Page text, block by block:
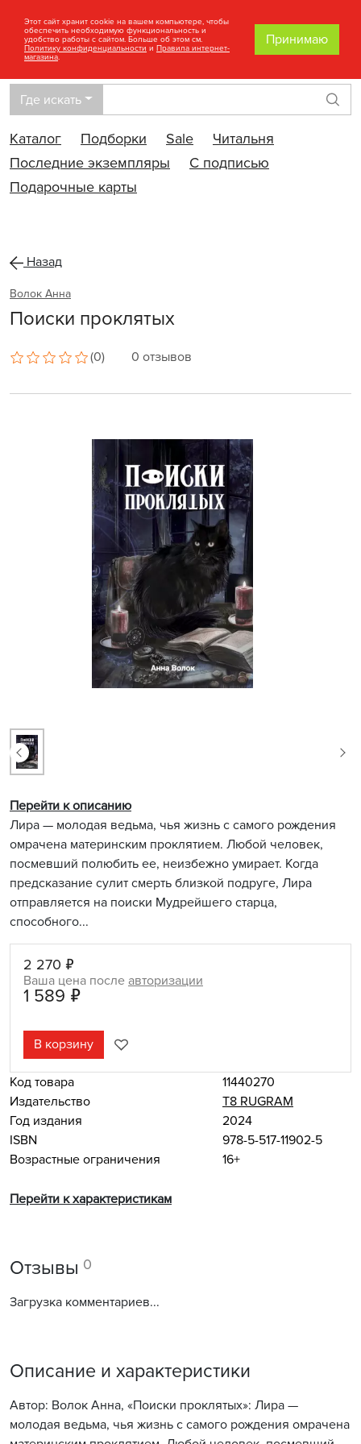
Где искать
Каталог
Подборки Sale
Читальня
Последние экземпляры
С подписью
Подарочные карты
Назад
Волок Анна
Поиски проклятых
(0) 0 отзывов
Лира — молодая ведьма, чья жизнь с самого рождения
омрачена материнским проклятием. Любой человек,
посмевший полюбить ее, неизбежно умирает. Когда
предсказание сулит смерть близкой подруге, Лира
отправляется на поиски Мудрейшего старца,
способного...
Перейти к описанию
2 270 ₽
Ваша цена после авторизации
1 589 ₽
В корзину
Код товара
11440270
Издательство
Т8 RUGRAM
Год издания
2024
ISBN
978-5-517-11902-5
Возрастные ограничения
16+
Перейти к характеристикам
Отзывы 0
Загрузка комментариев...
Описание и характеристики
Автор: Волок Анна, «Поиски проклятых»: Лира —
молодая ведьма, чья жизнь с самого рождения омрачена
Этот сайт хранит cookie на вашем компьютере, чтобы
обеспечить необходимую функциональность и
удобство работы с сайтом. Больше об этом см.
Политику конфиденциальности и Правила интернет-
магазина.
Принимаю